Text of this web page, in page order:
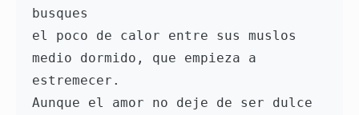
busques
el poco de calor entre sus muslos
medio dormido, que empieza a
estremecer.
Aunque el amor no deje de ser dulce